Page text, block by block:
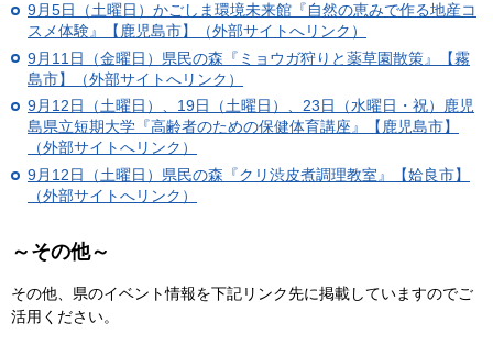
9月5日（土曜日）かごしま環境未来館『自然の恵みで作る地産コ
スメ体験』【鹿児島市】（外部サイトへリンク）
9月11日（金曜日）県民の森『ミョウガ狩りと薬草園散策』【霧
島市】（外部サイトへリンク）
9月12日（土曜日）、19日（土曜日）、23日（水曜日・祝）鹿児
島県立短期大学『高齢者のための保健体育講座』【鹿児島市】
（外部サイトへリンク）
9月12日（土曜日）県民の森『クリ渋皮煮調理教室』【姶良市】
（外部サイトへリンク）
～その他～
その他、県のイベント情報を下記リンク先に掲載していますのでご
活用ください。